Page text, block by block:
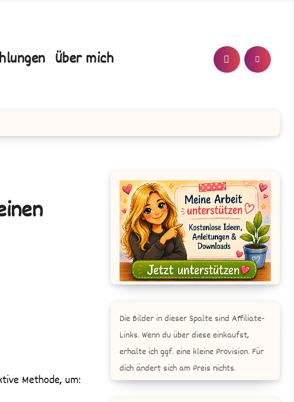
Über mich T/N
Methode, um:
Die Bilder in dieser Spalte sind Affiliate-
Links. Wenn du über diese einkaufst,
erhalte ich ggf. eine kleine Provision. Für
dich ändert sich am Preis nichts.